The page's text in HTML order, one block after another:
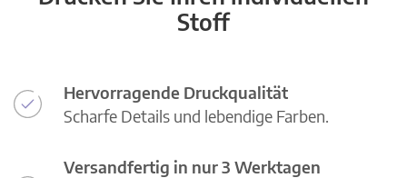
Stoff
Hervorragende Druckqualität
Scharfe Details und lebendige Farben.
Versandfertig in nur 3 Werktagen